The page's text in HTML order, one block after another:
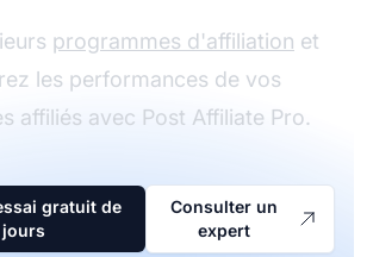
programmes d'affiliation et
les performances de vos
affiliés avec Post Affiliate Pro.
gratuit de
Consulter un
expert